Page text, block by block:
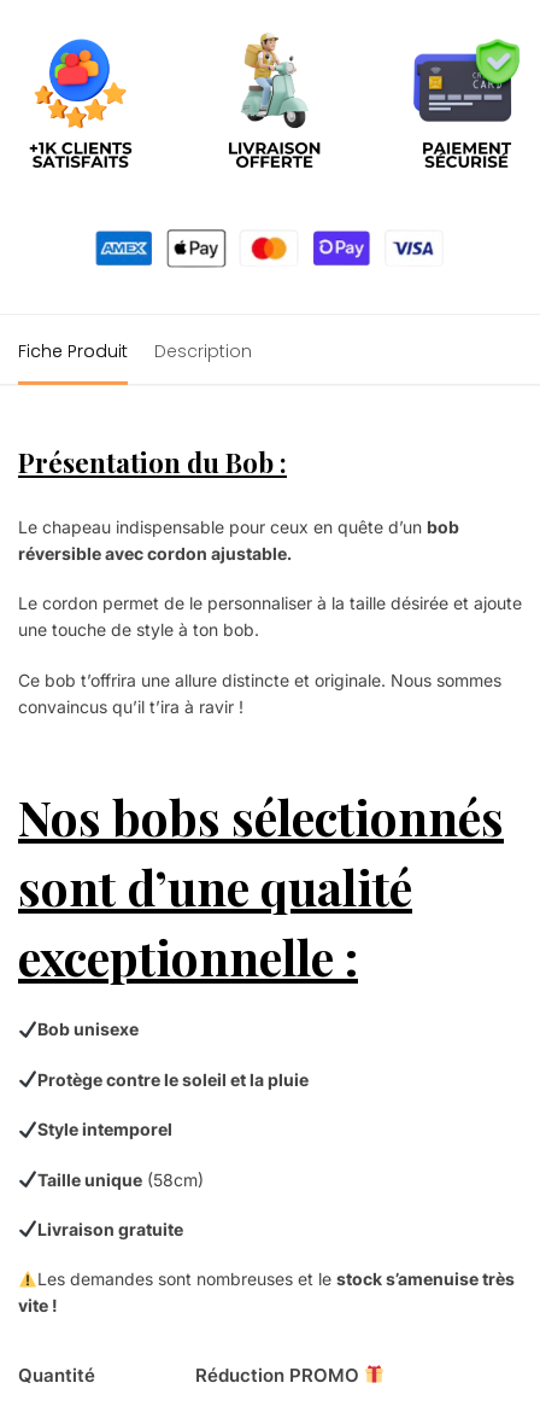
Fiche Produit Description
Présentation du Bob :
Le chapeau indispensable pour ceux en quête d’un bob
réversible avec cordon ajustable.
Le cordon permet de le personnaliser à la taille désirée et ajoute
une touche de style à ton bob.
Ce bob t’offrira une allure distincte et originale. Nous sommes
convaincus qu’il t’ira à ravir !
Nos bobs sélectionnés
sont d’une qualité
exceptionnelle :
Bob unisexe
Protège contre le soleil et la pluie
Style intemporel
Taille unique(58cm)
Livraison gratuite
Les demandes sont nombreuses et le stock s’amenuise très
vite !
Quantité Réduction PROMO